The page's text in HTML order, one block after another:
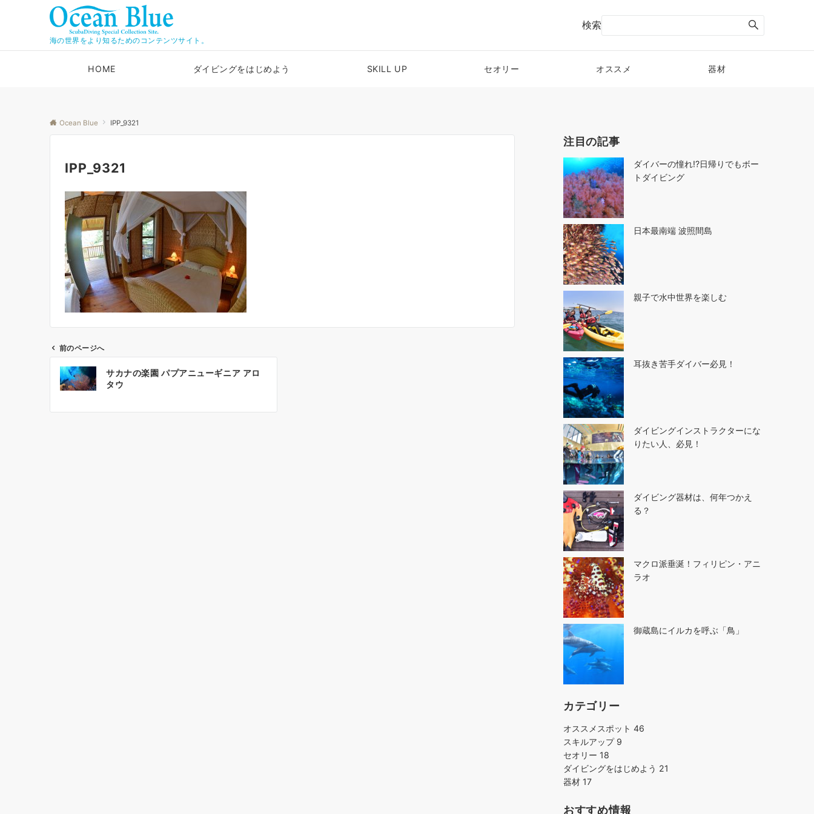
海の世界をより知るためのコンテンツサイト。
検索
HOME ダイビングをはじめよう SKILL UP セオリー オススメ 器材
Ocean Blue IPP_9321
IPP_9321
ビ
前のページへ
サカナの楽園 パプアニューギニア アロ
タウ
注目の記事
ダイバーの憧れ!?日帰りでもボー
トダイビング
日本最南端 波照間島
親子で水中世界を楽しむ
耳抜き苦手ダイバー必見！
ダイビングインストラクターにな
りたい人、必見！
ダイビング器材は、何年つかえ
る？
マクロ派垂涎！フィリピン・アニ
ラオ
御蔵島にイルカを呼ぶ「鳥」
カテゴリー
オススメスポット 46
スキルアップ 9
セオリー 18
ダイビングをはじめよう 21
器材 17
おすすめ情報